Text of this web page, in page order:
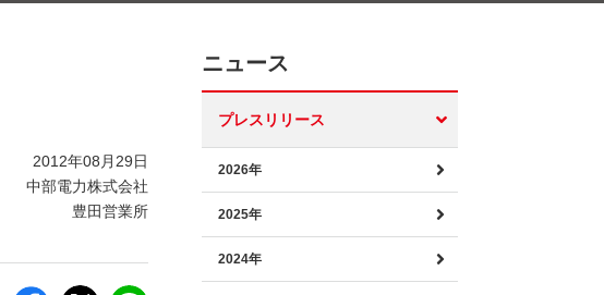
2012年08月29日
中部電力株式会社
豊田営業所
ニュース
プレスリリース
2026年
2025年
2024年